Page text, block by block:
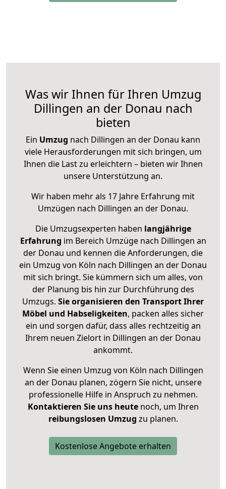
Was wir Ihnen für Ihren Umzug
Dillingen an der Donau nach
bieten
Ein Umzug nach Dillingen an der Donau kann
viele Herausforderungen mit sich bringen, um
Ihnen die Last zu erleichtern – bieten wir Ihnen
unsere Unterstützung an.
Wir haben mehr als 17 Jahre Erfahrung mit
Umzügen nach Dillingen an der Donau.
Die Umzugsexperten haben langjährige
Erfahrung im Bereich Umzüge nach Dillingen an
der Donau und kennen die Anforderungen, die
ein Umzug von Köln nach Dillingen an der Donau
mit sich bringt. Sie kümmern sich um alles, von
der Planung bis hin zur Durchführung des
Umzugs. Sie organisieren den Transport Ihrer
Möbel und Habseligkeiten, packen alles sicher
ein und sorgen dafür, dass alles rechtzeitig an
Ihrem neuen Zielort in Dillingen an der Donau
ankommt.
Wenn Sie einen Umzug von Köln nach Dillingen
an der Donau planen, zögern Sie nicht, unsere
professionelle Hilfe in Anspruch zu nehmen.
Kontaktieren Sie uns heutenoch, um Ihren
reibungslosen Umzug zu planen.
Kostenlose Angebote erhalten